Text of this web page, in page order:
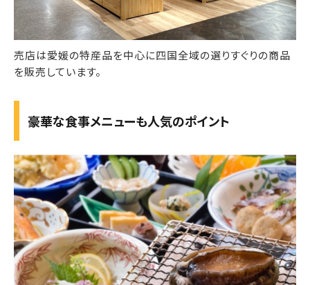
売店は愛媛の特産品を中心に四国全域の選りすぐりの商品
を販売しています。
豪華な食事メニューも人気のポイント